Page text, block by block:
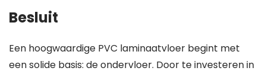
Besluit
Een hoogwaardige PVC laminaatvloer begint met
een solide basis: de ondervloer. Door te investeren in